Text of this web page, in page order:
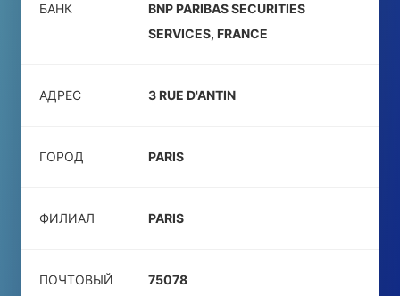
БАНК
BNP PARIBAS SECURITIES
SERVICES, FRANCE
АДРЕС 3 RUE D'ANTIN
ГОРОД PARIS
ФИЛИАЛ PARIS
ПОЧТОВЫЙ
75078